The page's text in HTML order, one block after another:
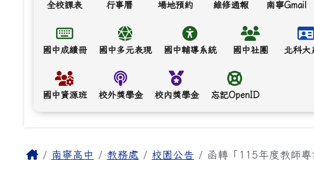
全校課表 行事曆 場地預約 維修通報 南寧Gmail
國中成績冊 國中多元表現 國中輔導系統 國中社團 北科大
國中資源班 校外獎學金 校內獎學金 忘記OpenID
主內容區域
Home南寧高中 教務處 校園公告 函轉「115年度教師專